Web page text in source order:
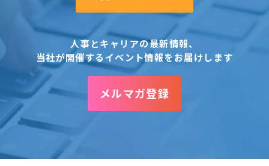
人事とキャリアの最新情報、
当社が開催するイベント情報をお届けします
メルマガ登録